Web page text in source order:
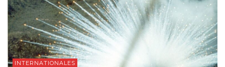
INTERNATIONALES